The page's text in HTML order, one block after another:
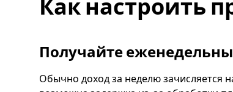
Как настроить
Получайте
Обычно доход за неделю зачисляется